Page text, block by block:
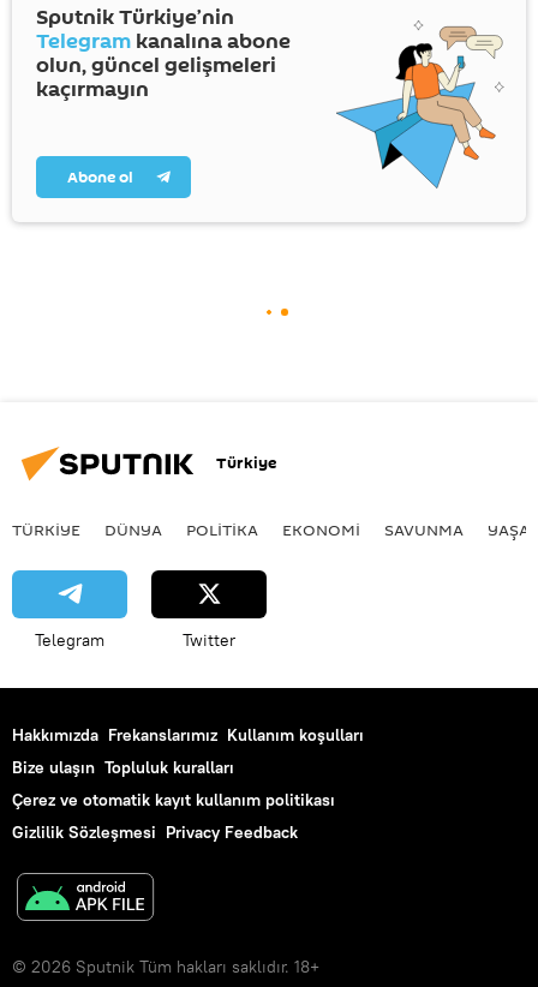
Sputnik Türkiye’nin
Telegram kanalına abone
olun, güncel gelişmeleri
kaçırmayın
Abone ol
Türkiye
TÜRKIYE DÜNYA POLİTİKA EKONOMİ SAVUNMA
Telegram Twitter
Hakkımızda Frekanslarımız Kullanım koşulları
Bize ulaşın Topluluk kuralları
Çerez ve otomatik kayıt kullanım politikası
Gizlilik Sözleşmesi Privacy Feedback
© 2026 Sputnik Tüm hakları saklıdır. 18+